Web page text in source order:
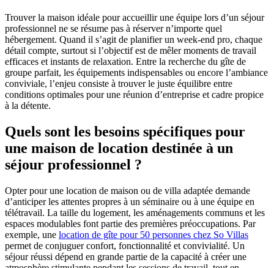
Trouver la maison idéale pour accueillir une équipe lors d’un séjour
professionnel ne se résume pas à réserver n’importe quel
hébergement. Quand il s’agit de planifier un week-end pro, chaque
détail compte, surtout si l’objectif est de mêler moments de travail
efficaces et instants de relaxation. Entre la recherche du gîte de
groupe parfait, les équipements indispensables ou encore l’ambiance
conviviale, l’enjeu consiste à trouver le juste équilibre entre
conditions optimales pour une réunion d’entreprise et cadre propice
à la détente.
Quels sont les besoins spécifiques pour
une maison de location destinée à un
séjour professionnel ?
Opter pour une location de maison ou de villa adaptée demande
d’anticiper les attentes propres à un séminaire ou à une équipe en
télétravail. La taille du logement, les aménagements communs et les
espaces modulables font partie des premières préoccupations. Par
exemple, une location de gîte pour 50 personnes chez So Villas
permet de conjuguer confort, fonctionnalité et convivialité. Un
séjour réussi dépend en grande partie de la capacité à créer une